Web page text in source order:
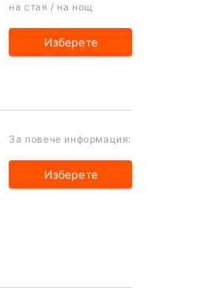
на стая / на нощ
Изберете
За повече информация:
Изберете